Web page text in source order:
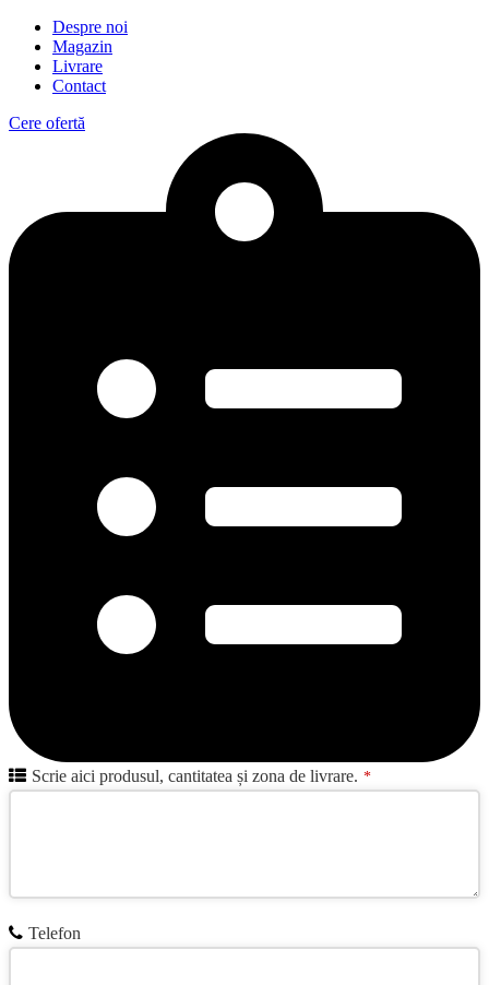
Despre noi
Magazin
Livrare
Contact
Cere ofertă
Scrie aici produsul, cantitatea și zona de livrare. *
Your
Website *
Telefon